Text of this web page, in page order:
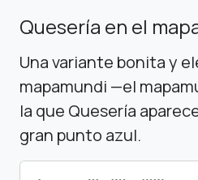
Quesería en el
Una variante bonita y
mapamundi —el
la que Quesería
gran punto azul.